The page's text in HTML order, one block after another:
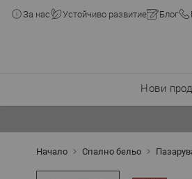
За нас Устойчиво развитие Блог
Нови
Начало Спално бельо